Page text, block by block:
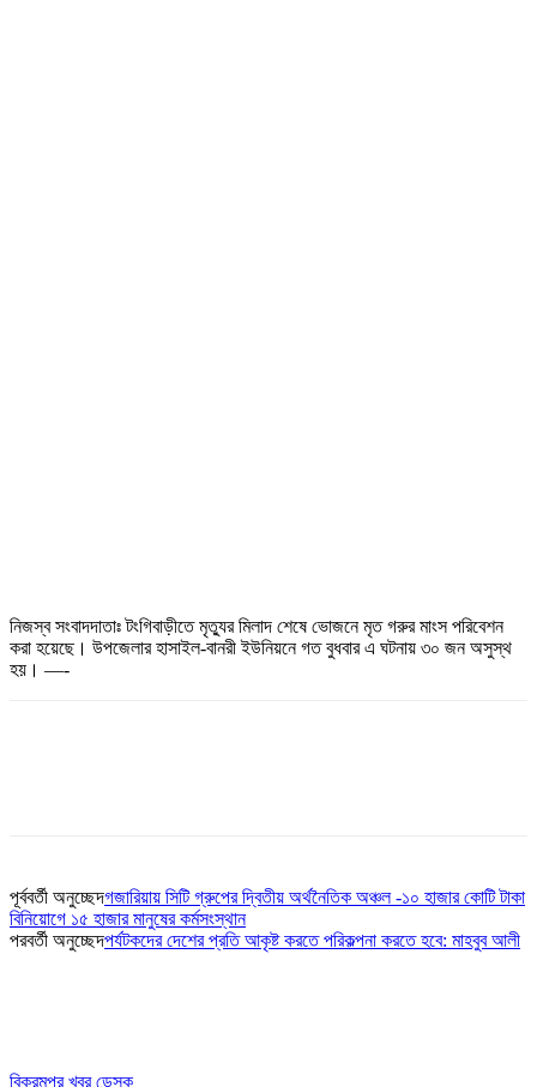
নিজস্ব সংবাদদাতাঃ টংগিবাড়ীতে মৃত্যুর মিলাদ শেষে ভোজনে মৃত গরুর মাংস পরিবেশন
করা হয়েছে। উপজেলার হাসাইল-বানরী ইউনিয়নে গত বুধবার এ ঘটনায় ৩০ জন অসুস্থ
হয়। —-
পূর্ববর্তী অনুচ্ছেদগজারিয়ায় সিটি গ্রুপের দ্বিতীয় অর্থনৈতিক অঞ্চল -১০ হাজার কোটি টাকা
বিনিয়োগে ১৫ হাজার মানুষের কর্মসংস্থান
পরবর্তী অনুচ্ছেদপর্যটকদের দেশের প্রতি আকৃষ্ট করতে পরিকল্পনা করতে হবে: মাহবুব আলী
বিক্রমপুর খবর ডেস্ক